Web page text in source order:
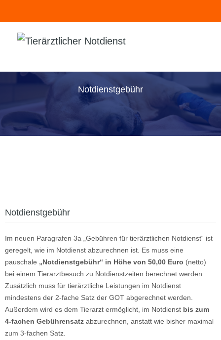
Notdienstgebühr
Notdienstgebühr
Im neuen Paragrafen 3a „Gebühren für tierärztlichen Notdienst“ ist
geregelt, wie im Notdienst abzurechnen ist. Es muss eine
pauschale „Notdienstgebühr“ in Höhe von 50,00 Euro (netto)
bei einem Tierarztbesuch zu Notdienstzeiten berechnet werden.
Zusätzlich muss für tierärztliche Leistungen im Notdienst
mindestens der 2-fache Satz der GOT abgerechnet werden.
Außerdem wird es dem Tierarzt ermöglicht, im Notdienst bis zum
4-fachen Gebührensatz abzurechnen, anstatt wie bisher maximal
zum 3-fachen Satz.